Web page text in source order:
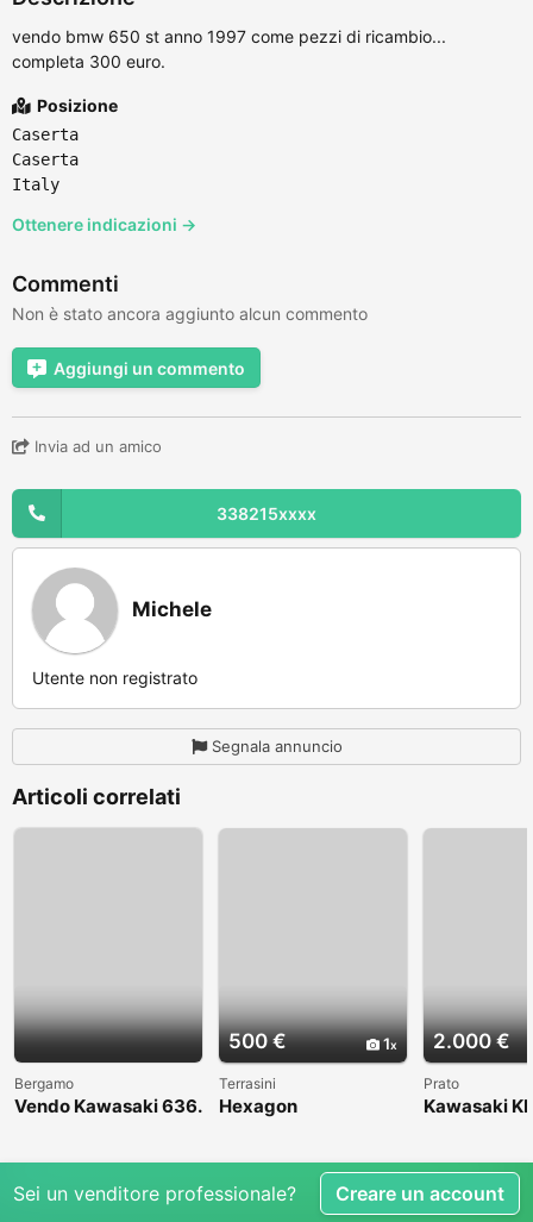
vendo bmw 650 st anno 1997 come pezzi di ricambio...
completa 300 euro.
Posizione
Caserta
Caserta
Italy
Ottenere indicazioni →
Commenti
Non è stato ancora aggiunto alcun commento
Aggiungi un commento
Invia ad un amico
338215xxxx
Michele
Utente non registrato
Segnala annuncio
Articoli correlati
Bergamo
Vendo Kawasaki 636.
500 € 1
Terrasini
Hexagon
2.000 €
Prato
Kawasaki
Sei un venditore professionale? Creare un account